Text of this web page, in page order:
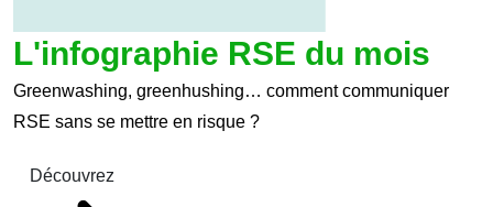
L'infographie RSE du mois
Greenwashing, greenhushing… comment communiquer
RSE sans se mettre en risque ?
Découvrez